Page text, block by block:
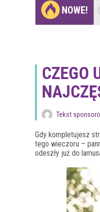
NOWE!
Gdzie pojechać na
weekend z naturą w…
CZEGO
Tekst
Gdy kompletujesz
tego wieczoru –
odeszły już do